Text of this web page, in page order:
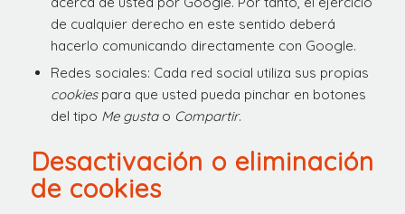
de cualquier derecho en este sentido deberá
hacerlo comunicando directamente con Google.
Redes sociales: Cada red social utiliza sus propias
cookiespara que usted pueda pinchar en botones
del tipo Me gustao Compartir.
Desactivación o eliminación
de cookies